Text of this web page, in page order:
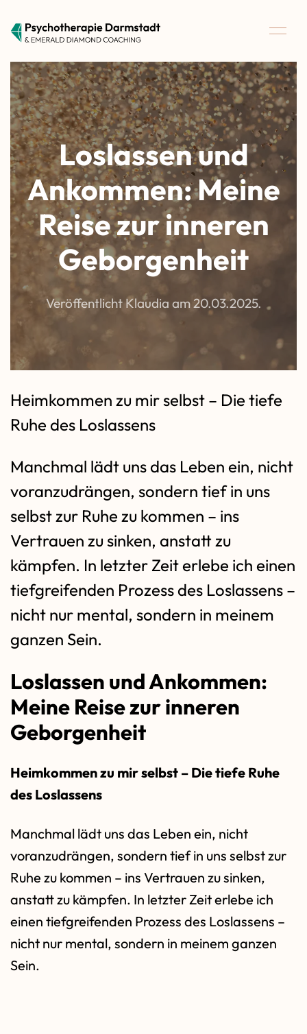
Loslassen und
Ankommen: Meine
Reise zur inneren
Geborgenheit
Veröffentlicht Klaudia am20.03.2025.
Heimkommen zu mir selbst – Die tiefe
Ruhe des Loslassens
Manchmal lädt uns das Leben ein, nicht
voranzudrängen, sondern tief in uns
selbst zur Ruhe zu kommen – ins
Vertrauen zu sinken, anstatt zu
kämpfen. In letzter Zeit erlebe ich einen
tiefgreifenden Prozess des Loslassens –
nicht nur mental, sondern in meinem
ganzen Sein.
Loslassen und Ankommen:
Meine Reise zur inneren
Geborgenheit
Heimkommen zu mir selbst – Die tiefe Ruhe
des Loslassens
Manchmal lädt uns das Leben ein, nicht
voranzudrängen, sondern tief in uns selbst zur
Ruhe zu kommen – ins Vertrauen zu sinken,
anstatt zu kämpfen. In letzter Zeit erlebe ich
einen tiefgreifenden Prozess des Loslassens –
nicht nur mental, sondern in meinem ganzen
Sein.